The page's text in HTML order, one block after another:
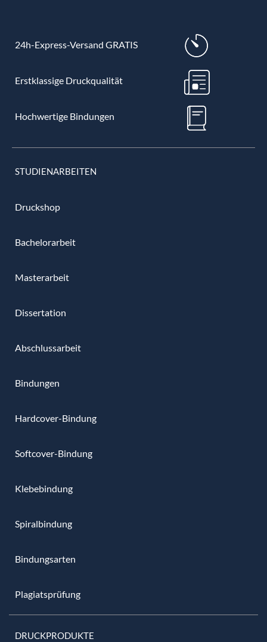
24h-Express-Versand GRATIS
Erstklassige Druckqualität
Hochwertige Bindungen
STUDIENARBEITEN
Druckshop
Bachelorarbeit
Masterarbeit
Dissertation
Abschlussarbeit
Bindungen
Hardcover-Bindung
Softcover-Bindung
Klebebindung
Spiralbindung
Bindungsarten
Plagiatsprüfung
DRUCKPRODUKTE